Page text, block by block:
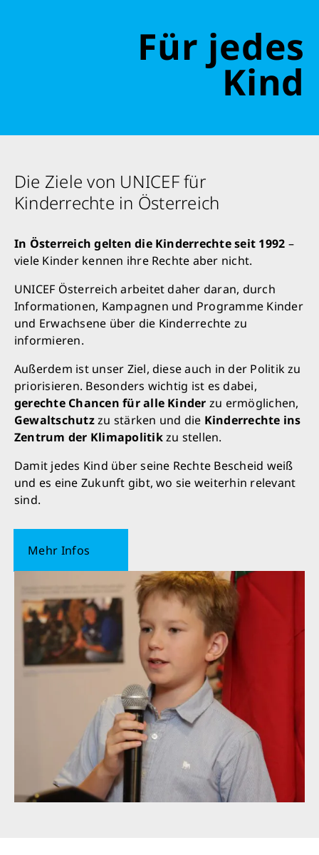
Für jedes
Kind
Die Ziele von UNICEF für
Kinderrechte in Österreich
In Österreich gelten die Kinderrechte seit 1992 –
viele Kinder kennen ihre Rechte aber nicht.
UNICEF Österreich arbeitet daher daran, durch
Informationen, Kampagnen und Programme Kinder
und Erwachsene über die Kinderrechte zu
informieren.
Außerdem ist unser Ziel, diese auch in der Politik zu
priorisieren. Besonders wichtig ist es dabei,
gerechte Chancen für alle Kinder zu ermöglichen,
Gewaltschutzzu stärken und die Kinderrechte ins
Zentrum der Klimapolitikzu stellen.
Damit jedes Kind über seine Rechte Bescheid weiß
und es eine Zukunft gibt, wo sie weiterhin relevant
sind.
Mehr Infos
Schon 50 Cent am Tag können Großes
bewirken: z.B. monatlich 25.000 Liter
sauberes Trinkwasser zur Verfügung stellen.
Sauberes Trinkwasser bedeutet: weniger